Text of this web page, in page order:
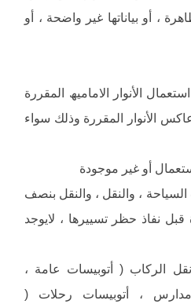
، أو بیاناتھا غیر واضحة ، أو
الأنوار الامامیھ المقررة
عاكس الأنوار المقررة وذلك سواء
أو غیر موجودة
، والنقل ، والنقل بنصف
نفاذ حظر تسییرھا ، لایوجد
الركاب ( أتوبیسات عامة ،
، أتوبیسات رحلات (